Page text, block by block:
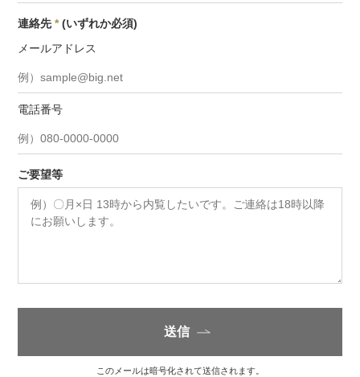
連絡先* (いずれか必須)
メールアドレス
電話番号
ご要望等
送信
このメールは暗号化されて送信されます。